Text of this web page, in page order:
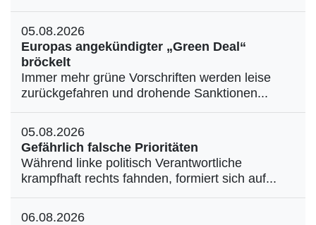
05.08.2026
Europas angekündigter „Green Deal“
bröckelt
Immer mehr grüne Vorschriften werden leise
zurückgefahren und drohende Sanktionen...
05.08.2026
Gefährlich falsche Prioritäten
Während linke politisch Verantwortliche
krampfhaft rechts fahnden, formiert sich auf...
06.08.2026